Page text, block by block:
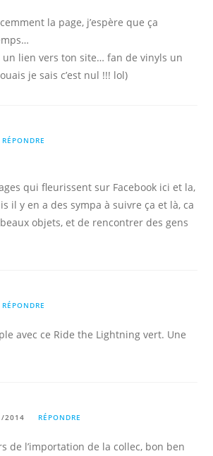
la page, j’espère que ça
un lien vers ton site… fan de vinyls un
je sais c’est nul !!! lol)
RÉPONDRE
qui fleurissent sur Facebook ici et la,
il y en a des sympa à suivre ça et là, ca
objets, et de rencontrer des gens
RÉPONDRE
avec ce Ride the Lightning vert. Une
2014 RÉPONDRE
de l’importation de la collec, bon ben